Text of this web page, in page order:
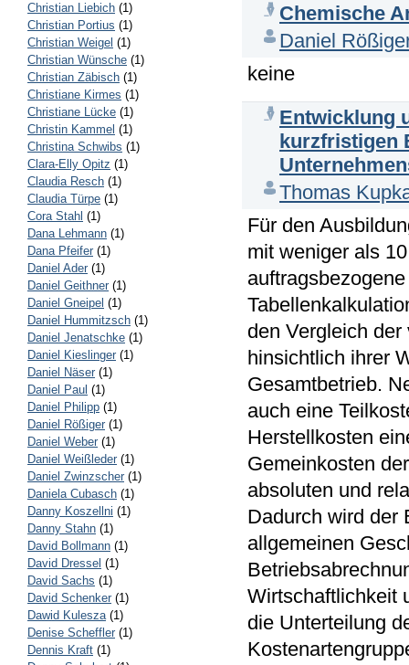
Christian Liebich (1)
Christian Portius (1)
Christian Weigel (1)
Christian Wünsche (1)
Christian Zäbisch (1)
Christiane Kirmes (1)
Christiane Lücke (1)
Christin Kammel (1)
Christina Schwibs (1)
Clara-Elly Opitz (1)
Claudia Resch (1)
Claudia Türpe (1)
Cora Stahl (1)
Dana Lehmann (1)
Dana Pfeifer (1)
Daniel Ader (1)
Daniel Geithner (1)
Daniel Gneipel (1)
Daniel Hummitzsch (1)
Daniel Jenatschke (1)
Daniel Kieslinger (1)
Daniel Näser (1)
Daniel Paul (1)
Daniel Philipp (1)
Daniel Rößiger (1)
Daniel Weber (1)
Daniel Weißleder (1)
Daniel Zwinzscher (1)
Daniela Cubasch (1)
Danny Koszellni (1)
Danny Stahn (1)
David Bollmann (1)
David Dressel (1)
David Sachs (1)
David Schenker (1)
Dawid Kulesza(1)
Denise Scheffler (1)
Dennis Kraft (1)
Chemische
Daniel
keine
Entwicklung
kurzfristigen
Thomas
Für den
mit weniger als
den Vergleich
hinsichtlich ihrer
Gesamtbetrieb.
auch eine
Herstellkosten
Gemeinkosten
absoluten und
Dadurch wird der
allgemeinen
Wirtschaftlichkeit
die Unterteilung